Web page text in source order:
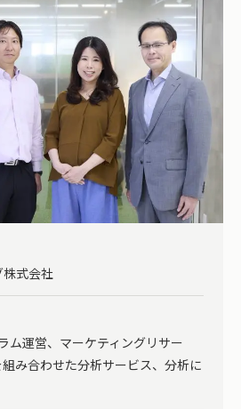
株式会社
ム運営、マーケティングリサー
み合わせた分析サービス、分析に